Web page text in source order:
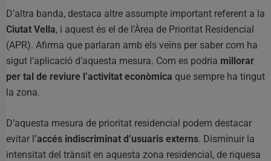
D’altra banda, destaca altre assumpte important referent a la
Ciutat Vella, i aquest és el de l’Àrea de Prioritat Residencial
(APR). Afirma que parlaran amb els veïns per saber com ha
sigut l’aplicació d’aquesta mesura. Com es podria millorar
per tal de reviure l’activitat econòmica que sempre ha tingut
la zona.
D’aquesta mesura de prioritat residencial podem destacar
evitar l’accés indiscriminat d’usuaris externs. Disminuir la
intensitat del trànsit en aquesta zona residencial, de riquesa